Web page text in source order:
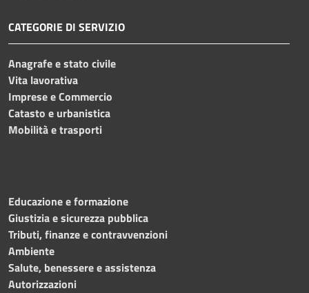
CATEGORIE DI SERVIZIO
Anagrafe e stato civile
Vita lavorativa
Imprese e Commercio
Catasto e urbanistica
Mobilità e trasporti
Educazione e formazione
Giustizia e sicurezza pubblica
Tributi, finanze e contravvenzioni
Ambiente
Salute, benessere e assistenza
Autorizzazioni